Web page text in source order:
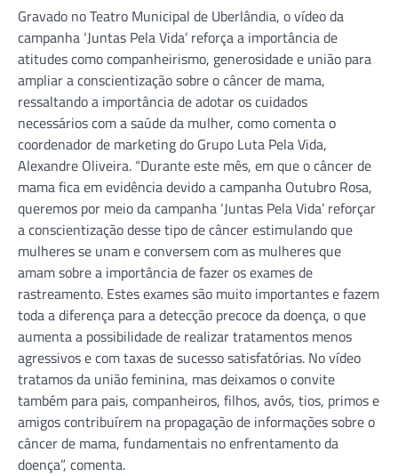
Gravado no Teatro Municipal de Uberlândia, o vídeo da
campanha ‘Juntas Pela Vida’ reforça a importância de
atitudes como companheirismo, generosidade e união para
ampliar a conscientização sobre o câncer de mama,
ressaltando a importância de adotar os cuidados
necessários com a saúde da mulher, como comenta o
coordenador de marketing do Grupo Luta Pela Vida,
Alexandre Oliveira. “Durante este mês, em que o câncer de
mama fica em evidência devido a campanha Outubro Rosa,
queremos por meio da campanha ‘Juntas Pela Vida’ reforçar
a conscientização desse tipo de câncer estimulando que
mulheres se unam e conversem com as mulheres que
amam sobre a importância de fazer os exames de
rastreamento. Estes exames são muito importantes e fazem
toda a diferença para a detecção precoce da doença, o que
aumenta a possibilidade de realizar tratamentos menos
agressivos e com taxas de sucesso satisfatórias. No vídeo
tratamos da união feminina, mas deixamos o convite
também para pais, companheiros, filhos, avós, tios, primos e
amigos contribuírem na propagação de informações sobre o
câncer de mama, fundamentais no enfrentamento da
doença”, comenta.